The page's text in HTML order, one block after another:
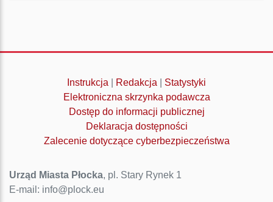
Instrukcja Redakcja
Statystyki
Elektroniczna skrzynka podawcza
Dostęp do informacji publicznej
Deklaracja dostępności
Zalecenie dotyczące cyberbezpieczeństwa
Urząd Miasta Płocka, pl. Stary Rynek 1
E-mail: info@plock.eu